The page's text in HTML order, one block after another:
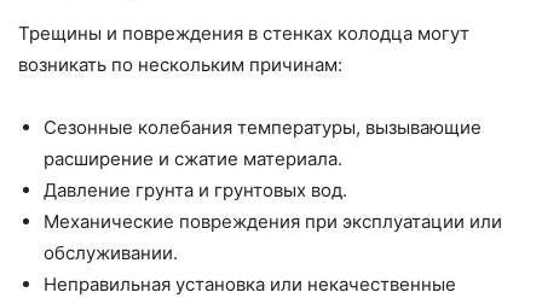
Трещины и повреждения в стенках колодца могут
возникать по нескольким причинам:
Сезонные колебания температуры, вызывающие
расширение и сжатие материала.
Давление грунта и грунтовых вод.
Механические повреждения при эксплуатации или
обслуживании.
Неправильная установка или некачественные